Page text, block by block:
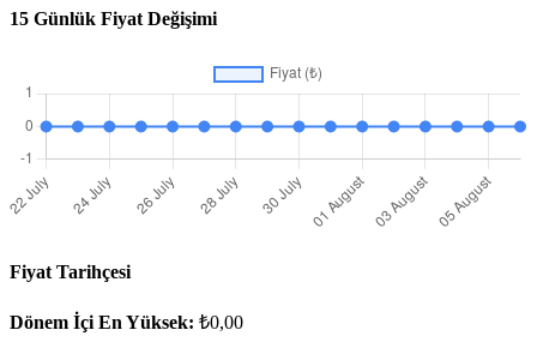
15 Günlük Fiyat Değişimi
Fiyat Tarihçesi
Dönem İçi En Yüksek: ₺0,00